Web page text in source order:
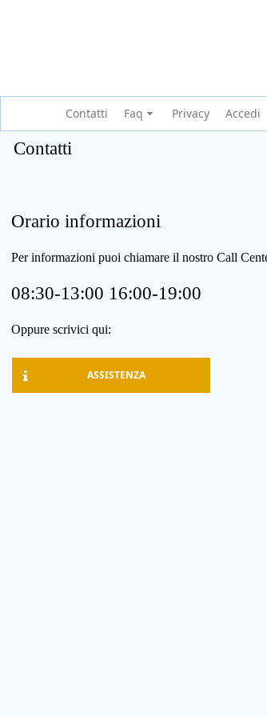
Contatti Faq Privacy Accedi
Contatti
Orario informazioni
Per informazioni puoi chiamare il nostro Call
08:30-13:00 16:00-19:00
Oppure scrivici qui:
ASSISTENZA